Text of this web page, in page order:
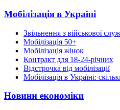
Мобілізація в Україні
Звільнення з військової
Мобілізація 50+
Мобілізація жінок
Контракт для 18-24-річних
Відстрочка від мобілізації
Мобілізація в Україні:
Новини економіки